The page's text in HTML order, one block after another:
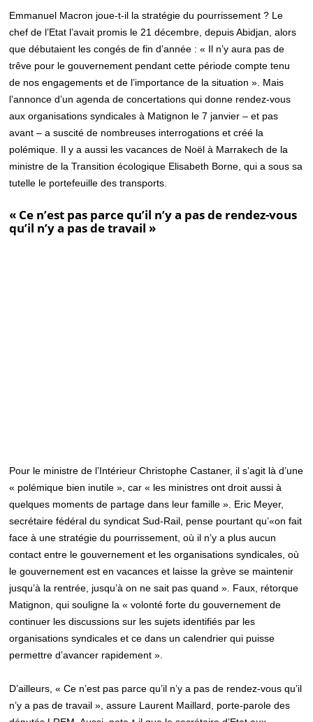
Emmanuel Macron joue-t-il la stratégie du pourrissement ? Le
chef de l’Etat l’avait promis le 21 décembre, depuis Abidjan, alors
que débutaient les congés de fin d’année : « Il n’y aura pas de
trêve pour le gouvernement pendant cette période compte tenu
de nos engagements et de l’importance de la situation ». Mais
l’annonce d’un agenda de concertations qui donne rendez-vous
aux organisations syndicales à Matignon le 7 janvier – et pas
avant – a suscité de nombreuses interrogations et créé la
polémique. Il y a aussi les vacances de Noël à Marrakech de la
ministre de la Transition écologique Elisabeth Borne, qui a sous sa
tutelle le portefeuille des transports.
« Ce n’est pas parce qu’il n’y a pas de rendez-vous
qu’il n’y a pas de travail »
Pour le ministre de l’Intérieur Christophe Castaner, il s’agit là d’une
« polémique bien inutile », car « les ministres ont droit aussi à
quelques moments de partage dans leur famille ». Eric Meyer,
secrétaire fédéral du syndicat Sud-Rail, pense pourtant qu’«on fait
face à une stratégie du pourrissement, où il n’y a plus aucun
contact entre le gouvernement et les organisations syndicales, où
le gouvernement est en vacances et laisse la grève se maintenir
jusqu’à la rentrée, jusqu’à on ne sait pas quand ». Faux, rétorque
Matignon, qui souligne la « volonté forte du gouvernement de
continuer les discussions sur les sujets identifiés par les
organisations syndicales et ce dans un calendrier qui puisse
permettre d’avancer rapidement ».
D’ailleurs, « Ce n’est pas parce qu’il n’y a pas de rendez-vous qu’il
n’y a pas de travail », assure Laurent Maillard, porte-parole des